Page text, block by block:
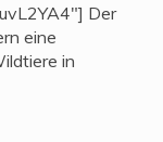
Der
eine
in